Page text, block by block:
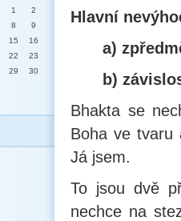
1
2
8
9
15
16
22
23
29
30
Hlavní
a)
b)
Bhakta se
Boha ve tvaru
Já jsem.
To jsou dvě
nechce na